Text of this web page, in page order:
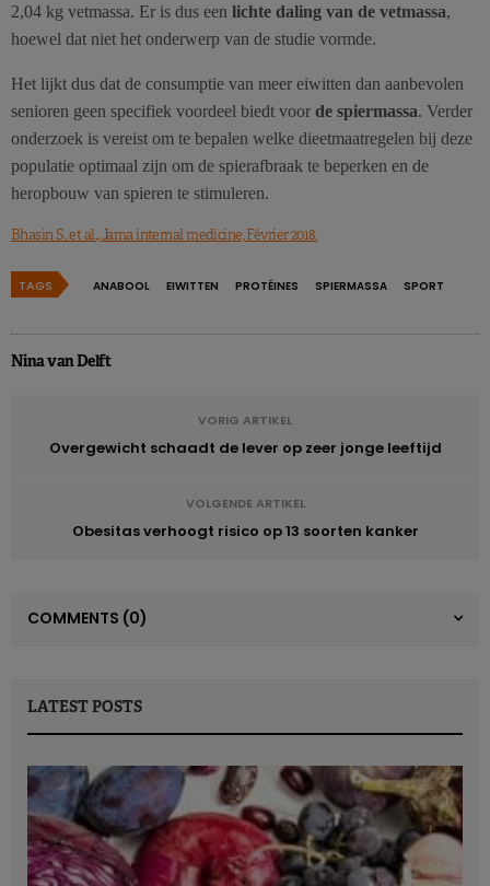
2,04 kg vetmassa. Er is dus een lichte daling van de vetmassa,
hoewel dat niet het onderwerp van de studie vormde.
Het lijkt dus dat de consumptie van meer eiwitten dan aanbevolen
senioren geen specifiek voordeel biedt voor de spiermassa. Verder
onderzoek is vereist om te bepalen welke dieetmaatregelen bij deze
populatie optimaal zijn om de spierafbraak te beperken en de
heropbouw van spieren te stimuleren.
Bhasin S. et al., Jama internal medicine, Février 2018.
TAGS ANABOOL EIWITTEN PROTÉINES SPIERMASSA SPORT
Nina van Delft
VORIG ARTIKEL
Overgewicht schaadt de lever op zeer jonge leeftijd
VOLGENDE ARTIKEL
Obesitas verhoogt risico op 13 soorten kanker
COMMENTS (0)
LATEST POSTS